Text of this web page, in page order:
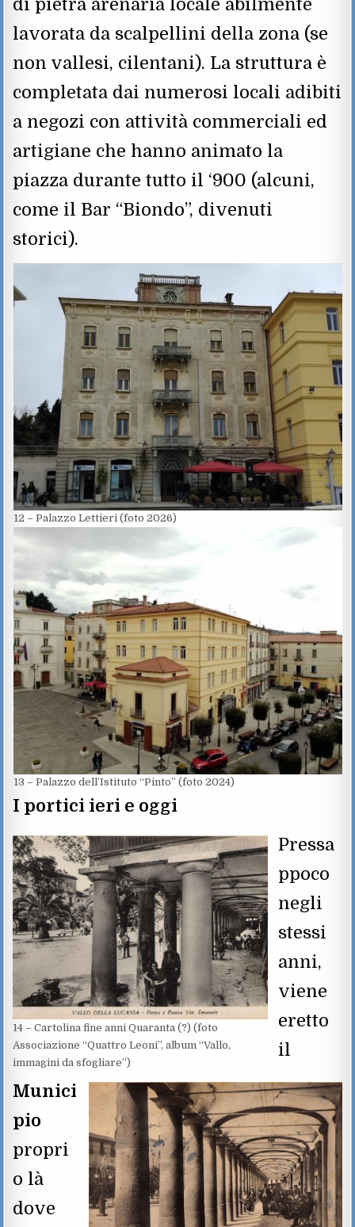
di pietra arenaria locale abilmente
lavorata da scalpellini della zona (se
non vallesi, cilentani). La struttura è
completata dai numerosi locali adibiti
a negozi con attività commerciali ed
artigiane che hanno animato la
piazza durante tutto il ‘900 (alcuni,
come il Bar “Biondo”, divenuti
storici).
12 – Palazzo Lettieri (foto 2026)
13 – Palazzo dell’Istituto “Pinto” (foto 2024)
I portici ieri e oggi
14 – Cartolina fine anni Quaranta (?) (foto
Associazione “Quattro Leoni”, album “Vallo,
immagini da sfogliare”)
Pressa
ppoco
negli
stessi
anni,
viene
eretto
il
Munici
pio
propri
o là
dove